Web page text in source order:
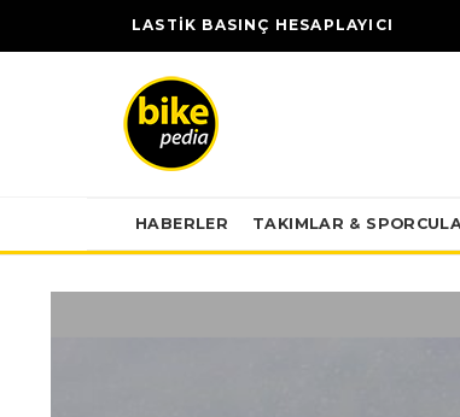
LASTİK BASINÇ HESAPLAYICI
HABERLER TAKIMLAR &